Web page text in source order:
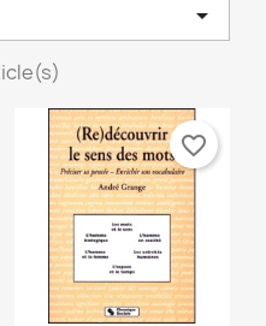

favorite_border